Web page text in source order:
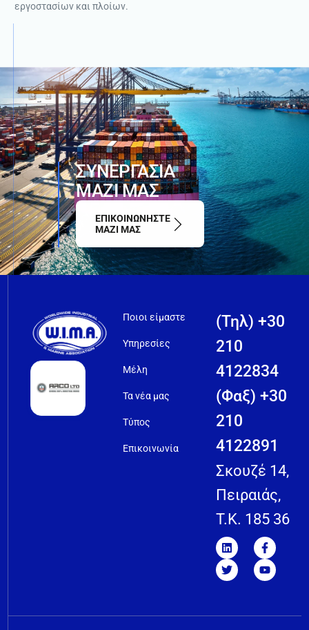
εργοστασίων και πλοίων.
ΣΥΝΕΡΓΑΣΙΑ
ΜΑΖΙ ΜΑΣ
ΕΠΙΚΟΙΝΩΝΗΣΤΕ
ΜΑΖΙ ΜΑΣ
Ποιοι είμαστε
Υπηρεσίες
Μέλη
Τα νέα μας
Τύπος
Επικοινωνία
(Τηλ) +30
210
4122834
(Φαξ) +30
210
4122891
Σκουζέ 14,
Πειραιάς,
T.K. 185 36